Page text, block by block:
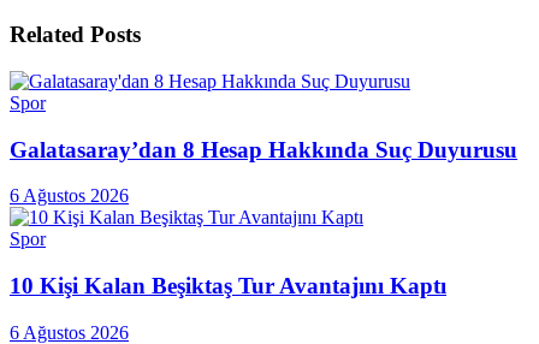
Related Posts
Spor
Galatasaray’dan 8 Hesap Hakkında Suç Duyurusu
6 Ağustos 2026
Spor
10 Kişi Kalan Beşiktaş Tur Avantajını Kaptı
6 Ağustos 2026